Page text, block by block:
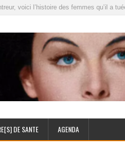
voici l’histoire des femmes qu’il a tuées
DE SANTE AGENDA